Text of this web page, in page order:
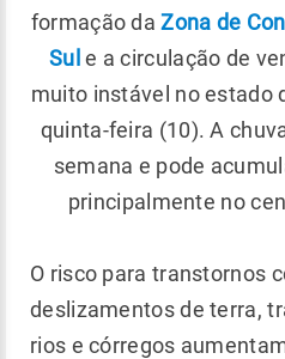
formação daZona de
Sul e a circulação de
muito instável no estado
quinta-feira (10). A
semana e pode
principalmente no
O risco para transtornos
deslizamentos de terra,
rios e córregos